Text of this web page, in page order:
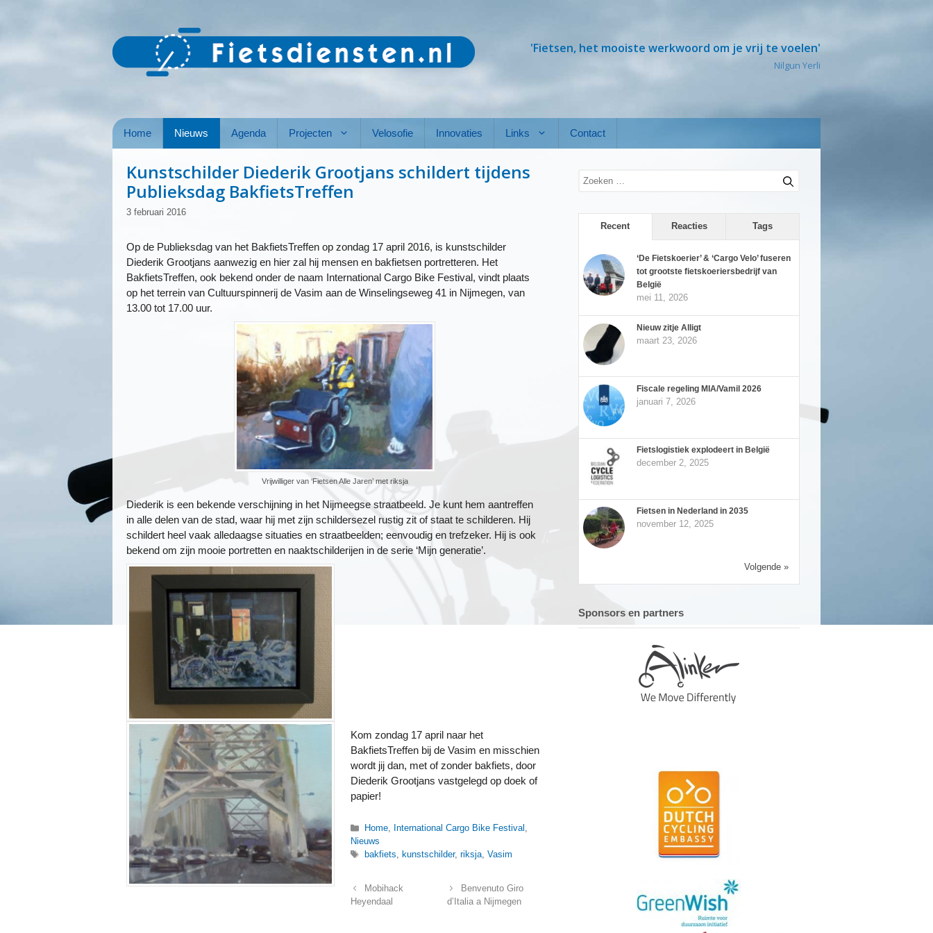
'Fietsen, het mooiste werkwoord om je vrij te voelen'
Nilgun Yerli
Home Nieuws Agenda Projecten Velosofie Innovaties Links Contact
Kunstschilder Diederik Grootjans schildert tijdens
Publieksdag BakfietsTreffen
3 februari 2016
Op de Publieksdag van het BakfietsTreffen op zondag 17 april 2016, is kunstschilder
Diederik Grootjans aanwezig en hier zal hij mensen en bakfietsen portretteren. Het
BakfietsTreffen, ook bekend onder de naam International Cargo Bike Festival, vindt plaats
op het terrein van Cultuurspinnerij de Vasim aan de Winselingseweg 41 in Nijmegen, van
13.00 tot 17.00 uur.
Vrijwilliger van ‘Fietsen Alle Jaren’ met riksja
Diederik is een bekende verschijning in het Nijmeegse straatbeeld. Je kunt hem aantreffen
in alle delen van de stad, waar hij met zijn schildersezel rustig zit of staat te schilderen. Hij
schildert heel vaak alledaagse situaties en straatbeelden; eenvoudig en trefzeker. Hij is ook
bekend om zijn mooie portretten en naaktschilderijen in de serie ‘Mijn generatie’.
Kom zondag 17 april naar het
BakfietsTreffen bij de Vasim en misschien
wordt jij dan, met of zonder bakfiets, door
Diederik Grootjans vastgelegd op doek of
papier!
Categorieën
Home, International Cargo Bike Festival ,
Nieuws
Tags
bakfiets, kunstschilder, riksja, Vasim
Mobihack
Heyendaal
Benvenuto Giro
d’Italia a Nijmegen
Zoek
Recent Reacties Tags
‘De Fietskoerier’ & ‘Cargo Velo’ fuseren
tot grootste fietskoeriersbedrijf van
België
mei 11, 2026
Nieuw zitje Alligt
maart 23, 2026
Fiscale regeling MIA/Vamil 2026
januari 7, 2026
Fietslogistiek explodeert in België
december 2, 2025
Fietsen in Nederland in 2035
november 12, 2025
Volgende »
Sponsors en partners